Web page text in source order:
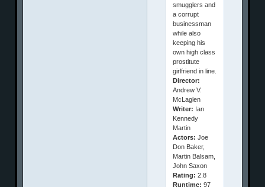
smugglers and
a corrupt
businessman
while also
keeping his
own high class
prostitute
girlfriend in line.
Director:
Andrew V.
McLaglen
Writer: Ian
Kennedy
Martin
Actors: Joe
Don Baker,
Martin Balsam,
John Saxon
Rating: 2.8
Runtime: 97